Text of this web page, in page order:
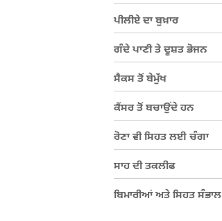
ਪੀਲੀਏ ਦਾ ਬੁਖ਼ਾਰ
ਗੰਦੇ ਪਾਣੀ ਤੇ ਦੂਸ਼ਤ ਭੋਜਨ
ਸੈਕਸ ਤੋਂ ਬੇਮੁੱਖ
ਕੈਂਸਰ ਤੋਂ ਬਚਾਉਂਦੇ ਹਨ
ਰੋਣਾ ਵੀ ਸਿਹਤ ਲਈ ਚੰਗਾ
ਸਾਹ ਦੀ ਤਕਲੀਫ
ਬਿਮਾਰੀਆਂ ਅਤੇ ਸਿਹਤ ਸੰਭਾਲ